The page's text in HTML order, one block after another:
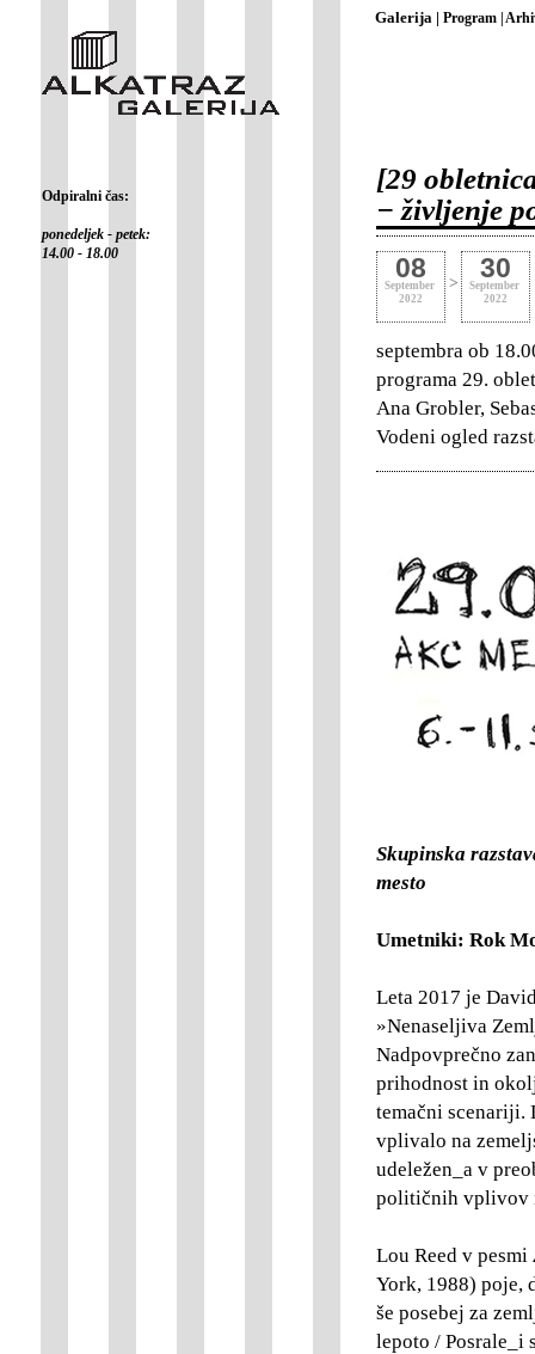
Galerija | Program |
Odpiralni čas:
ponedeljek - petek:
14.00 - 18.00
[29
− življenje
08
September
2022
> 30
September
2022
septembra ob
programa 29.
Ana Grobler,
Vodeni ogled
Skupinska
mesto
Umetniki: Rok
Leta 2017 je
»Nenaseljiva
Nadpovprečno
prihodnost in
temačni scenariji.
vplivalo na
udeležen_a v
političnih vplivov
Lou Reed v pesmi
York, 1988) poje,
še posebej za
lepoto / Posrale_i